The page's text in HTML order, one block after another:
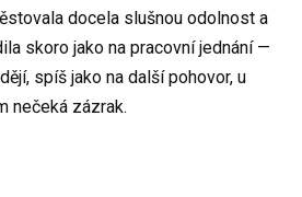
docela slušnou odolnost a
skoro jako na pracovní jednání —
spíš jako na další pohovor, u
nečeká zázrak.